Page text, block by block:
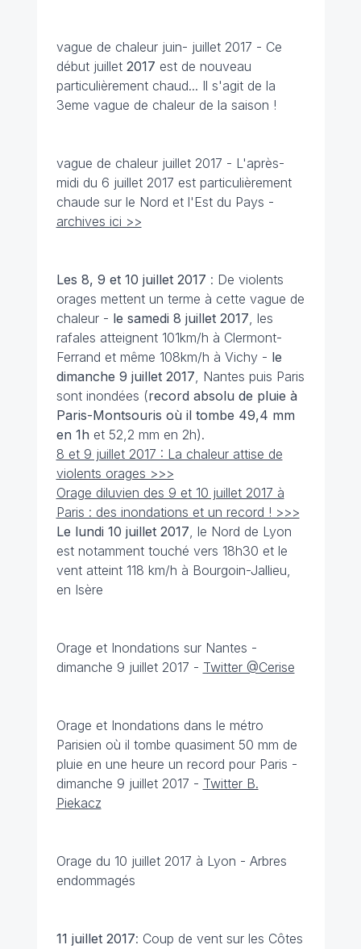
vague de chaleur juin- juillet 2017 - Ce
début juillet 2017 est de nouveau
particulièrement chaud... Il s'agit de la
3eme vague de chaleur de la saison !
vague de chaleur juillet 2017 - L'après-
midi du 6 juillet 2017 est particulièrement
chaude sur le Nord et l'Est du Pays -
archives ici >>
Les 8, 9 et 10 juillet 2017 : De violents
orages mettent un terme à cette vague de
chaleur - le samedi 8 juillet 2017, les
rafales atteignent 101km/h à Clermont-
Ferrand et même 108km/h à Vichy - le
dimanche 9 juillet 2017, Nantes puis Paris
sont inondées (record absolu de pluie à
Paris-Montsouris où il tombe 49,4 mm
en 1h et 52,2 mm en 2h).
8 et 9 juillet 2017 : La chaleur attise de
violents orages >>>
Orage diluvien des 9 et 10 juillet 2017 à
Paris : des inondations et un record ! >>>
Le lundi 10 juillet 2017, le Nord de Lyon
est notamment touché vers 18h30 et le
vent atteint 118 km/h à Bourgoin-Jallieu,
en Isère
Orage et Inondations sur Nantes -
dimanche 9 juillet 2017 - Twitter @Cerise
Orage et Inondations dans le métro
Parisien où il tombe quasiment 50 mm de
pluie en une heure un record pour Paris -
dimanche 9 juillet 2017 - Twitter B.
Piekacz
Orage du 10 juillet 2017 à Lyon - Arbres
endommagés
11 juillet 2017: Coup de vent sur les Côtes